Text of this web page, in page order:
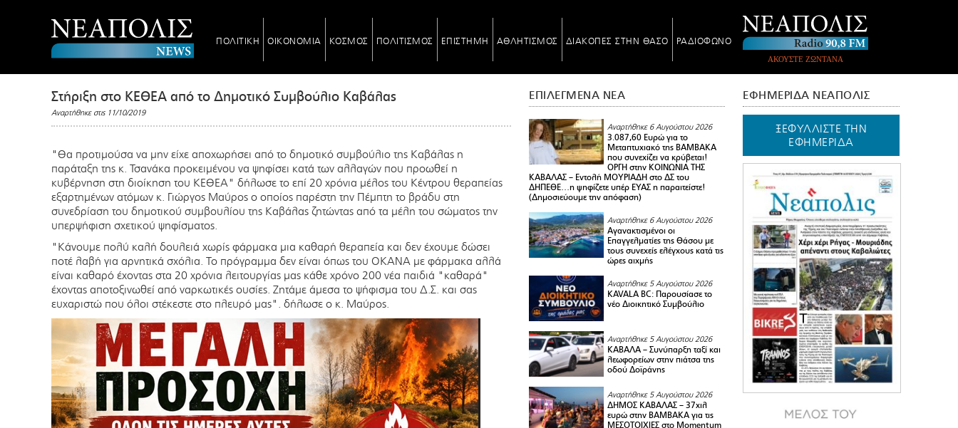
ΠΟΛΙΤΙΚΗ ΟΙΚΟΝΟΜΙΑ ΚΟΣΜΟΣ ΠΟΛΙΤΙΣΜΟΣ ΕΠΙΣΤΗΜΗ ΑΘΛΗΤΙΣΜΟΣ ΔΙΑΚΟΠΕΣ ΣΤΗΝ ΘΑΣΟ ΡΑΔΙΟΦΩΝΟ
ΑΚΟΥΣΤΕ ΖΩΝΤΑΝΑ
Στήριξη στο ΚΕΘΕΑ από το Δημοτικό Συμβούλιο Καβάλας
Αναρτήθηκε στις 11/10/2019
"Θα προτιμούσα να μην είχε αποχωρήσει από το δημοτικό συμβούλιο της Καβάλας η
παράταξη της κ. Τσανάκα προκειμένου να ψηφίσει κατά των αλλαγών που προωθεί η
κυβέρνηση στη διοίκηση του ΚΕΘΕΑ" δήλωσε το επί 20 χρόνια μέλος του Κέντρου θεραπείας
εξαρτημένων ατόμων κ. Γιώργος Μαύρος ο οποίος παρέστη την Πέμπτη το βράδυ στη
συνεδρίαση του δημοτικού συμβουλίου της Καβάλας ζητώντας από τα μέλη του σώματος την
υπερψήφιση σχετικού ψηφίσματος.
"Κάνουμε πολύ καλή δουλειά χωρίς φάρμακα μια καθαρή θεραπεία και δεν έχουμε δώσει
ποτέ λαβή για αρνητικά σχόλια. Το πρόγραμμα δεν είναι όπως του ΟΚΑΝΑ με φάρμακα αλλά
είναι καθαρό έχοντας στα 20 χρόνια λειτουργίας μας κάθε χρόνο 200 νέα παιδιά "καθαρά"
έχοντας αποτοξινωθεί από ναρκωτικές ουσίες. Ζητάμε άμεσα το ψήφισμα του Δ.Σ. και σας
ευχαριστώ που όλοι στέκεστε στο πλευρό μας". δήλωσε ο κ. Μαύρος.
ΕΠΙΛΕΓΜΕΝΑ ΝΕΑ
Αναρτήθηκε 6 Αυγούστου 2026
3.087,60 Ευρώ για το
Μεταπτυχιακό της ΒΑΜΒΑΚΑ
που συνεχίζει να κρύβεται!
ΟΡΓΗ στην ΚΟΙΝΩΝΙΑ ΤΗΣ
ΚΑΒΑΛΑΣ – Εντολή ΜΟΥΡΙΑΔΗ στο ΔΣ του
ΔΗΠΕΘΕ…η ψηφίζετε υπέρ ΕΥΑΣ η παραιτείστε!
(Δημοσιεύουμε την απόφαση)
Αναρτήθηκε 6 Αυγούστου 2026
Αγανακτισμένοι οι
Επαγγελματίες της Θάσου με
τους συνεχείς ελέγχους κατά τις
ώρες αιχμής
Αναρτήθηκε 5 Αυγούστου 2026
KAVALA BC: Παρουσίασε το
νέο Διοικητικό Συμβούλιο
Αναρτήθηκε 5 Αυγούστου 2026
ΚΑΒΑΛΑ – Συνύπαρξη ταξί και
λεωφορείων στην πιάτσα της
οδού Δοϊράνης
Αναρτήθηκε 5 Αυγούστου 2026
ΔΗΜΟΣ ΚΑΒΑΛΑΣ – 37χιλ
ευρώ στην ΒΑΜΒΑΚΑ για τις
ΜΕΣΟΤΟΙΧΙΕΣ στο Momentum
ΕΦΗΜΕΡΙΔΑ ΝΕΑΠΟΛΙΣ
ΞΕΦΥΛΛΙΣΤΕ ΤΗΝ
ΕΦΗΜΕΡΙΔΑ